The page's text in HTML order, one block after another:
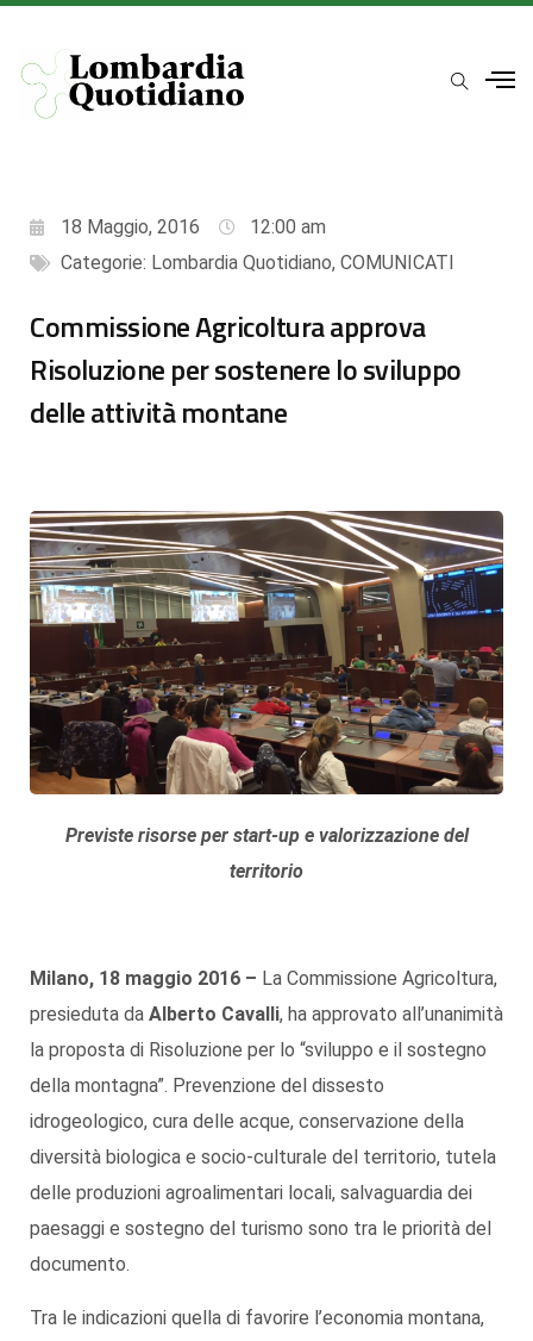
18 Maggio, 2016
12:00 am
Categorie: Lombardia Quotidiano, COMUNICATI
Commissione Agricoltura approva
Risoluzione per sostenere lo sviluppo
delle attività montane
Previste risorse per start-up e valorizzazione del
territorio
Milano, 18 maggio 2016 – La Commissione Agricoltura,
presieduta da Alberto Cavalli, ha approvato all’unanimità
la proposta di Risoluzione per lo “sviluppo e il sostegno
della montagna”. Prevenzione del dissesto
idrogeologico, cura delle acque, conservazione della
diversità biologica e socio-culturale del territorio, tutela
delle produzioni agroalimentari locali, salvaguardia dei
paesaggi e sostegno del turismo sono tra le priorità del
documento.
Tra le indicazioni quella di favorire l’economia montana,